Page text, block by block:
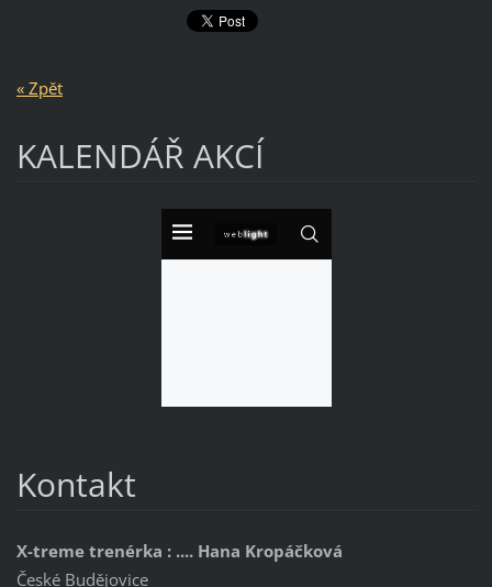
« Zpět
KALENDÁŘ AKCÍ
Kontakt
X-treme trenérka : .... Hana Kropáčková
České Budějovice